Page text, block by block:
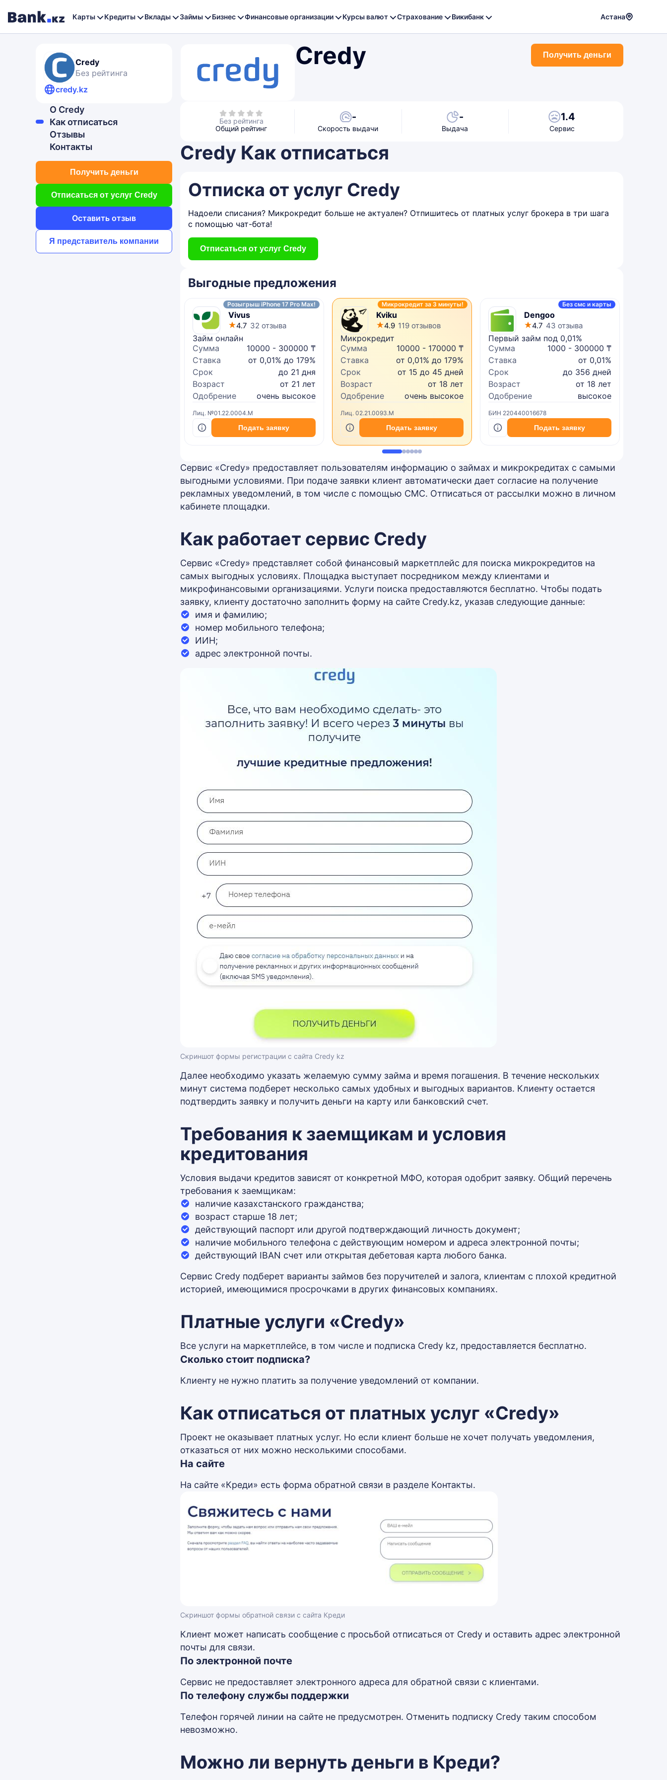
Карты Кредиты Вклады Займы Бизнес Финансовые организации Курсы валют Страхование Викибанк Астана
Credy
Без рейтинга
credy.kz
О Credy
Как отписаться
Отзывы
Контакты
Получить деньги
Отписаться от услуг Credy
Оставить отзыв
Я представитель компании
Credy Получить деньги
Без рейтинга
Общий рейтинг
-
Скорость выдачи
-
Выдача
1.4
Сервис
Credy Как отписаться
Отписка от услуг Credy
Надоели списания? Микрокредит больше не актуален? Отпишитесь от платных услуг брокера в три шага
с помощью чат-бота!
Отписаться от услуг Credy
Выгодные предложения
Розыгрыш iPhone 17 Pro Max!
Vivus
4.7 32 отзыва
Займ онлайн
Сумма
10000 - 300000 ₸
Ставка
от 0,01% до 179%
Срок
до 21 дня
Возраст
от 21 лет
Одобрение
очень высокое
Лиц. №01.22.0004.M
Подать заявку
Микрокредит за 3 минуты!
Kviku
4.9 119 отзывов
Микрокредит
Сумма
10000 - 170000 ₸
Ставка
от 0,01% до 179%
Срок
от 15 до 45 дней
Возраст
от 18 лет
Одобрение
очень высокое
Лиц. 02.21.0093.M
Подать заявку
Без смс и карты
Dengoo
4.7 43 отзыва
Первый займ под 0,01%
Сумма
1000 - 300000 ₸
Ставка
от 0,01%
Срок
до 356 дней
Возраст
от 18 лет
Одобрение
высокое
БИН 220440016678
Подать заявку
Сервис «Credy» предоставляет пользователям информацию о займах и микрокредитах с самыми
выгодными условиями. При подаче заявки клиент автоматически дает согласие на получение
рекламных уведомлений, в том числе с помощью СМС. Отписаться от рассылки можно в личном
кабинете площадки.
Как работает сервис Credy
Сервис «Credy» представляет собой финансовый маркетплейс для поиска микрокредитов на
самых выгодных условиях. Площадка выступает посредником между клиентами и
микрофинансовыми организациями. Услуги поиска предоставляются бесплатно. Чтобы подать
заявку, клиенту достаточно заполнить форму на сайте Credy.kz, указав следующие данные:
имя и фамилию;
номер мобильного телефона;
ИИН;
адрес электронной почты.
Скриншот формы регистрации с сайта Credy kz
Далее необходимо указать желаемую сумму займа и время погашения. В течение нескольких
минут система подберет несколько самых удобных и выгодных вариантов. Клиенту остается
подтвердить заявку и получить деньги на карту или банковский счет.
Требования к заемщикам и условия
кредитования
Условия выдачи кредитов зависят от конкретной МФО, которая одобрит заявку. Общий перечень
требования к заемщикам:
наличие казахстанского гражданства;
возраст старше 18 лет;
действующий паспорт или другой подтверждающий личность документ;
наличие мобильного телефона с действующим номером и адреса электронной почты;
действующий IBAN счет или открытая дебетовая карта любого банка.
Сервис Credy подберет варианты займов без поручителей и залога, клиентам с плохой кредитной
историей, имеющимися просрочками в других финансовых компаниях.
Платные услуги «Credy»
Все услуги на маркетплейсе, в том числе и подписка Credy kz, предоставляется бесплатно.
Сколько стоит подписка?
Клиенту не нужно платить за получение уведомлений от компании.
Как отписаться от платных услуг «Credy»
Проект не оказывает платных услуг. Но если клиент больше не хочет получать уведомления,
отказаться от них можно несколькими способами.
На сайте
На сайте «Креди» есть форма обратной связи в разделе Контакты.
Скриншот формы обратной связи с сайта Креди
Клиент может написать сообщение с просьбой отписаться от Credy и оставить адрес электронной
почты для связи.
По электронной почте
Сервис не предоставляет электронного адреса для обратной связи с клиентами.
По телефону службы поддержки
Телефон горячей линии на сайте не предусмотрен. Отменить подписку Credy таким способом
невозможно.
Можно ли вернуть деньги в Креди?